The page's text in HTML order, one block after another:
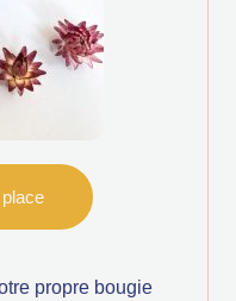
propre bougie